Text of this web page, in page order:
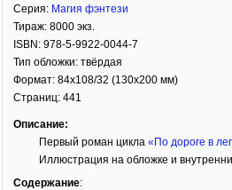
Серия: Магия фэнтези
Тираж: 8000 экз.
ISBN: 978-5-9922-0044-7
Тип обложки: твёрдая
Формат: 84x108/32 (130x200 мм)
Страниц: 441
Описание:
Первый роман цикла «По дороге в
Иллюстрация на обложке и
Содержание: